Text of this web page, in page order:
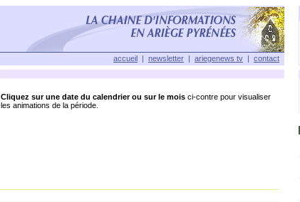
accueil | newsletter | ariegenews tv | contact
Cliquez sur une date du calendrier ou sur le mois ci-contre pour visualiser
les animations de la période.